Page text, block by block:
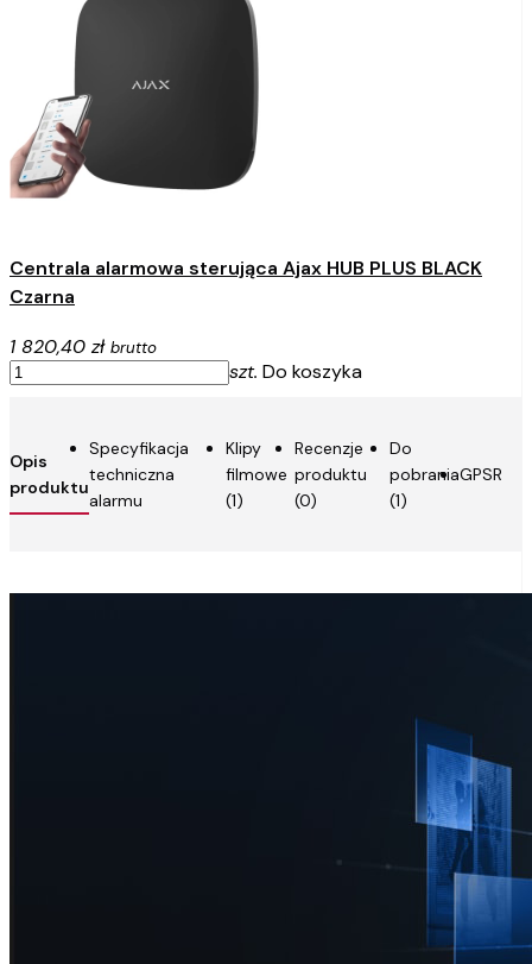
Centrala alarmowa sterująca Ajax HUB PLUS BLACK
Czarna
1 820,40 zł brutto
szt. Do koszyka
Opis
produktu
Do
pobrania
(1)
Specyfikacja
techniczna
alarmu
GPSR
Klipy
filmowe
(1)
Recenzje
produktu
(0)